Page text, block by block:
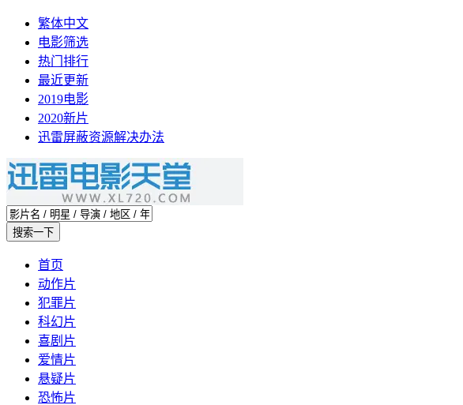
繁体中文
电影筛选
热门排行
最近更新
2019电影
2020新片
迅雷屏蔽资源解决办法
首页
动作片
犯罪片
科幻片
喜剧片
爱情片
悬疑片
恐怖片